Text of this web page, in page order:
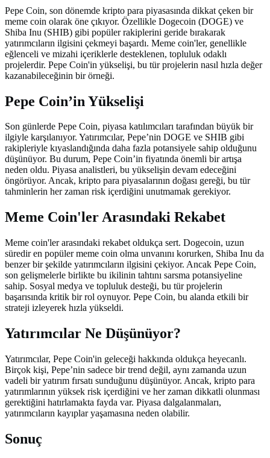
Pepe Coin, son dönemde kripto para piyasasında dikkat çeken bir
meme coin olarak öne çıkıyor. Özellikle Dogecoin (DOGE) ve
Shiba Inu (SHIB) gibi popüler rakiplerini geride bırakarak
yatırımcıların ilgisini çekmeyi başardı. Meme coin'ler, genellikle
eğlenceli ve mizahi içeriklerle desteklenen, topluluk odaklı
projelerdir. Pepe Coin'in yükselişi, bu tür projelerin nasıl hızla değer
kazanabileceğinin bir örneği.
Pepe Coin’in Yükselişi
Son günlerde Pepe Coin, piyasa katılımcıları tarafından büyük bir
ilgiyle karşılanıyor. Yatırımcılar, Pepe’nin DOGE ve SHIB gibi
rakipleriyle kıyaslandığında daha fazla potansiyele sahip olduğunu
düşünüyor. Bu durum, Pepe Coin’in fiyatında önemli bir artışa
neden oldu. Piyasa analistleri, bu yükselişin devam edeceğini
öngörüyor. Ancak, kripto para piyasalarının doğası gereği, bu tür
tahminlerin her zaman risk içerdiğini unutmamak gerekiyor.
Meme Coin'ler Arasındaki Rekabet
Meme coin'ler arasındaki rekabet oldukça sert. Dogecoin, uzun
süredir en popüler meme coin olma unvanını korurken, Shiba Inu da
benzer bir şekilde yatırımcıların ilgisini çekiyor. Ancak Pepe Coin,
son gelişmelerle birlikte bu ikilinin tahtını sarsma potansiyeline
sahip. Sosyal medya ve topluluk desteği, bu tür projelerin
başarısında kritik bir rol oynuyor. Pepe Coin, bu alanda etkili bir
strateji izleyerek hızla yükseldi.
Yatırımcılar Ne Düşünüyor?
Yatırımcılar, Pepe Coin'in geleceği hakkında oldukça heyecanlı.
Birçok kişi, Pepe’nin sadece bir trend değil, aynı zamanda uzun
vadeli bir yatırım fırsatı sunduğunu düşünüyor. Ancak, kripto para
yatırımlarının yüksek risk içerdiğini ve her zaman dikkatli olunması
gerektiğini hatırlamakta fayda var. Piyasa dalgalanmaları,
yatırımcıların kayıplar yaşamasına neden olabilir.
Sonuç